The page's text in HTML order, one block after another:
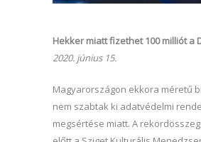
Hekker miatt fizethet 100 milliót a
2020. június 15.
Magyarországon ekkora méretű
nem szabtak ki adatvédelmi
megsértése miatt. A